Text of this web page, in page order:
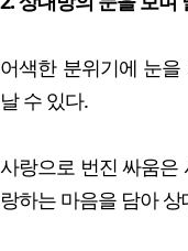
어색한 분위기에 눈
날 수 있다.
사랑으로 번진 싸움은
랑하는 마음을 담아